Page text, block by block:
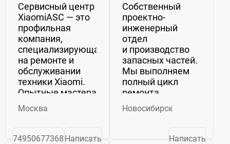
Сервисный центр
XiaomiASC — это
профильная
компания,
специализирующаяся
на ремонте и
обслуживании
техники Xiaomi.
Опытные мастера
проводят
диагностику и
смартфонов,
Москва
74950677368 Написать
Собственный
проектно-
инженерный
отдел
и производство
запасных частей.
Мы выполняем
полный цикл
ремонта
и обслуживания,
что позволяет
реагировать
Новосибирск
Написать